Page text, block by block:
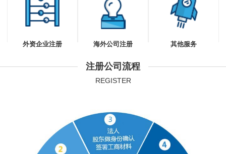
外资企业注册 海外公司注册 其他服务
注册公司流程
REGISTER